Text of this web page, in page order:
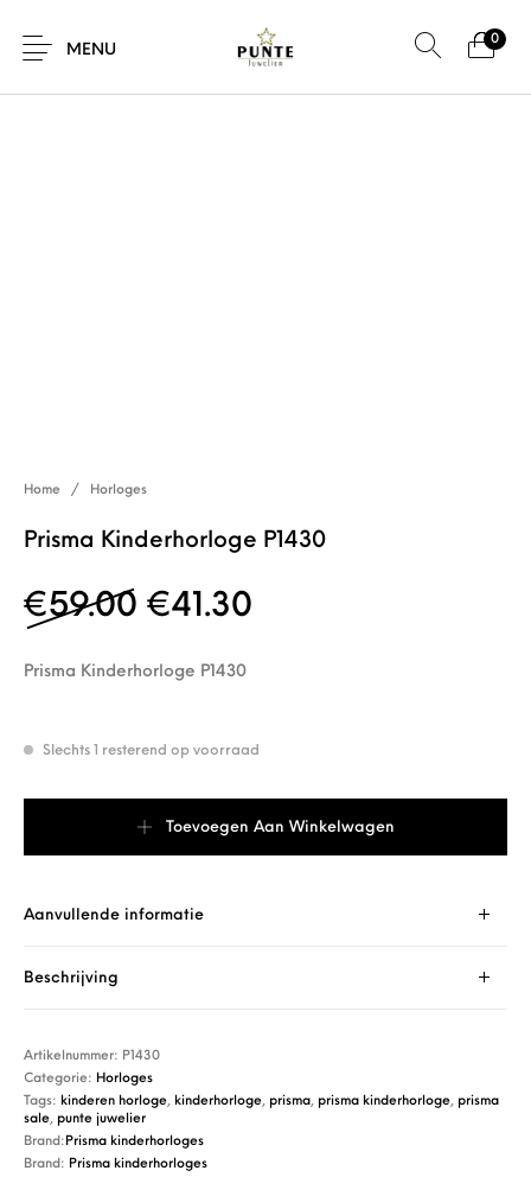
MENU
0
SALE!
Home / Horloges
Prisma Kinderhorloge P1430
€59.00 Oorspronkelijke prijs
€41.30
Prisma Kinderhorloge P1430
Slechts 1 resterend op voorraad
Toevoegen Aan Winkelwagen
Aanvullende informatie
Beschrijving
Artikelnummer: P1430
Categorie: Horloges
Tags: kinderen horloge, kinderhorloge, prisma, prisma kinderhorloge, prisma
sale, punte juwelier
Brand: Prisma kinderhorloges
Brand: Prisma kinderhorloges